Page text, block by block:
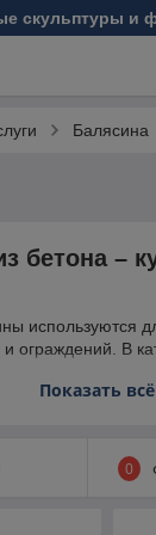
скульптуры и
Балясина
бетона –
используются
и ограждений. В
от
Показать всё
0